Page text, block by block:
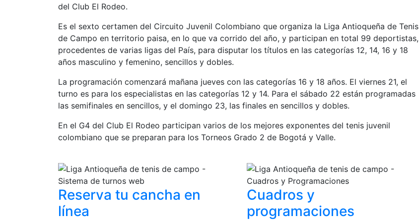
del Club El Rodeo.
Es el sexto certamen del Circuito Juvenil Colombiano que organiza la Liga Antioqueña de Tenis
de Campo en territorio paisa, en lo que va corrido del año, y participan en total 99 deportistas,
procedentes de varias ligas del País, para disputar los títulos en las categorías 12, 14, 16 y 18
años masculino y femenino, sencillos y dobles.
La programación comenzará mañana jueves con las categorías 16 y 18 años. El viernes 21, el
turno es para los especialistas en las categorías 12 y 14. Para el sábado 22 están programadas
las semifinales en sencillos, y el domingo 23, las finales en sencillos y dobles.
En el G4 del Club El Rodeo participan varios de los mejores exponentes del tenis juvenil
colombiano que se preparan para los Torneos Grado 2 de Bogotá y Valle.
Reserva tu cancha en
línea
Cuadros y
programaciones